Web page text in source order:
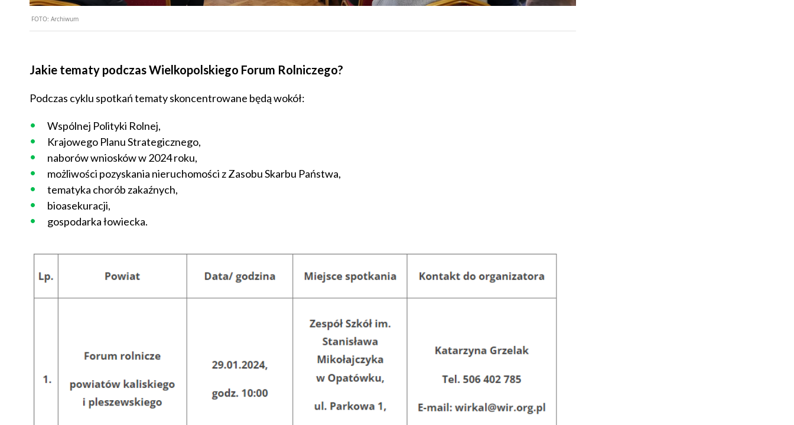
FOTO: Archiwum
Jakie tematy podczas Wielkopolskiego Forum Rolniczego?
Podczas cyklu spotkań tematy skoncentrowane będą wokół:
Wspólnej Polityki Rolnej,
Krajowego Planu Strategicznego,
naborów wniosków w 2024 roku,
możliwości pozyskania nieruchomości z Zasobu Skarbu Państwa,
tematyka chorób zakaźnych,
bioasekuracji,
gospodarka łowiecka.